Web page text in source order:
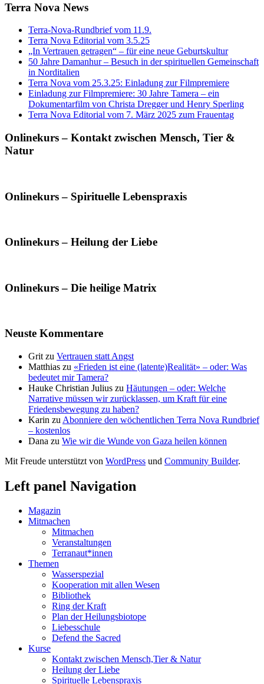
Terra Nova News
Terra-Nova-Rundbrief vom 11.9.
Terra Nova Editorial vom 3.5.25
„In Vertrauen getragen“ – für eine neue Geburtskultur
50 Jahre Damanhur – Besuch in der spirituellen Gemeinschaft
in Norditalien
Terra Nova vom 25.3.25: Einladung zur Filmpremiere
Einladung zur Filmpremiere: 30 Jahre Tamera – ein
Dokumentarfilm von Christa Dregger und Henry Sperling
Terra Nova Editorial vom 7. März 2025 zum Frauentag
Onlinekurs – Kontakt zwischen Mensch, Tier &
Natur
Onlinekurs – Spirituelle Lebenspraxis
Onlinekurs – Heilung der Liebe
Onlinekurs – Die heilige Matrix
Neuste Kommentare
Grit zu Vertrauen statt Angst
Matthias zu «Frieden ist eine (latente)Realität» – oder: Was
bedeutet mir Tamera?
Hauke Christian Julius zu Häutungen – oder: Welche
Narrative müssen wir zurücklassen, um Kraft für eine
Friedensbewegung zu haben?
Karin zu Abonniere den wöchentlichen Terra Nova Rundbrief
– kostenlos
Dana zu Wie wir die Wunde von Gaza heilen können
Mit Freude unterstützt von WordPress und Community Builder.
Left panel Navigation
Magazin
Mitmachen
Mitmachen
Veranstaltungen
Terranaut*innen
Themen
Wasserspezial
Kooperation mit allen Wesen
Bibliothek
Ring der Kraft
Plan der Heilungsbiotope
Liebesschule
Defend the Sacred
Kurse
Kontakt zwischen Mensch,Tier & Natur
Heilung der Liebe
Spirituelle Lebenspraxis